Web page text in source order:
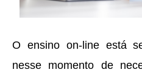
O ensino on-line está
nesse momento de